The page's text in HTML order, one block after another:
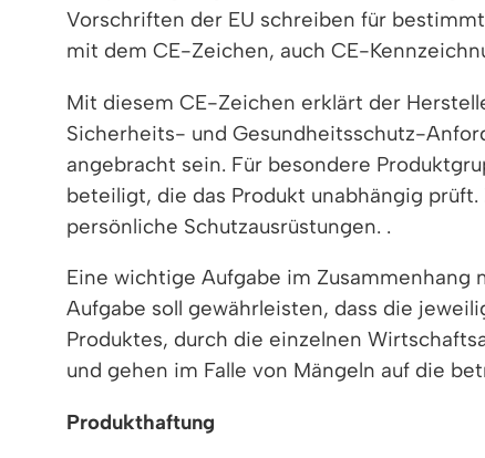
Vorschriften der EU schreiben für
mit dem CE-Zeichen, auch CE-
Mit diesem CE-Zeichen erklärt der
Sicherheits- und Gesundheitsschutz-
angebracht sein. Für besondere
beteiligt, die das Produkt unabhängig prüft
persönliche Schutzausrüstungen. .
Eine wichtige Aufgabe im
Aufgabe soll gewährleisten, dass die
Produktes, durch die einzelnen
und gehen im Falle von Mängeln auf die
Produkthaftung